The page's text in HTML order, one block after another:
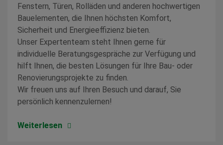
Fenstern, Türen, Rolläden und anderen hochwertigen
Bauelementen, die Ihnen höchsten Komfort,
Sicherheit und Energieeffizienz bieten.
Unser Expertenteam steht Ihnen gerne für
individuelle Beratungsgespräche zur Verfügung und
hilft Ihnen, die besten Lösungen für Ihre Bau- oder
Renovierungsprojekte zu finden.
Wir freuen uns auf Ihren Besuch und darauf, Sie
persönlich kennenzulernen!
Weiterlesen